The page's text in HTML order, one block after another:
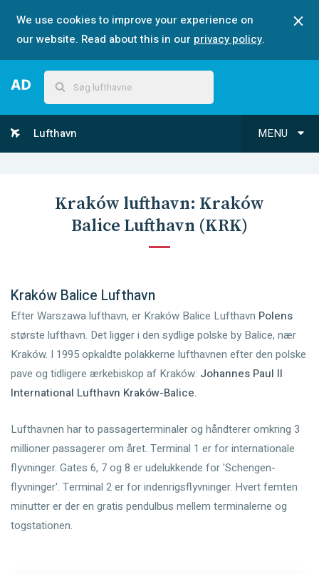
We use cookies to improve your experience on
our website. Read about this in our privacy policy.
MENU
Lufthavn
Kraków lufthavn: Kraków
Balice Lufthavn (KRK)
Kraków Balice Lufthavn
Efter Warszawa lufthavn, er Kraków Balice Lufthavn Polens
største lufthavn. Det ligger i den sydlige polske by Balice, nær
Kraków. I 1995 opkaldte polakkerne lufthavnen efter den polske
pave og tidligere ærkebiskop af Kraków: Johannes Paul II
International Lufthavn Kraków-Balice.
Lufthavnen har to passagerterminaler og håndterer omkring 3
millioner passagerer om året. Terminal 1 er for internationale
flyvninger. Gates 6, 7 og 8 er udelukkende for 'Schengen-
flyvninger'. Terminal 2 er for indenrigsflyvninger. Hvert femten
minutter er der en gratis pendulbus mellem terminalerne og
togstationen.